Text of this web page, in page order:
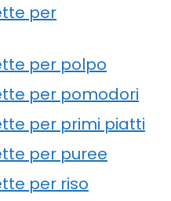
per
per polpo
per pomodori
per primi piatti
per puree
per riso